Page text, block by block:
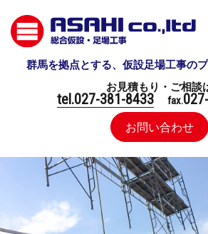
群馬を拠点とする、仮設足場工事の
お見積もり・ご相談
tel.027-381-8433 fax.
お問い合わせ